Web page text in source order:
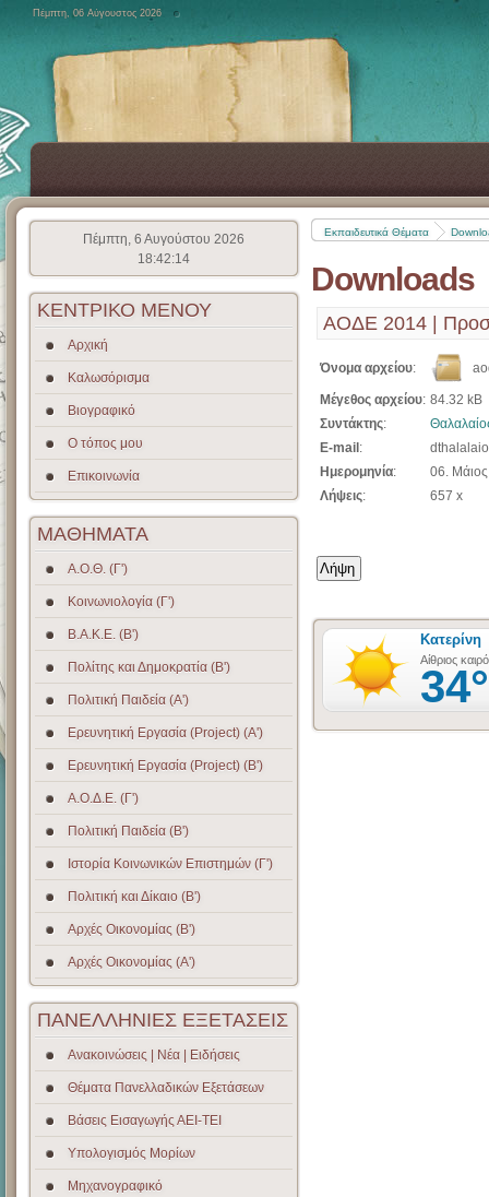
Πέμπτη, 06 Αύγουστος 2026
Εκπαιδευτικά Θέματα
Downloads
ΑΟΔΕ 2014 |
Όνομα αρχείου:
Μέγεθος αρχείου: 84.32 kB
Συντάκτης:
E-mail :
Ημερομηνία:
06.
Λήψεις: 657 x
Πέμπτη, 6 Αυγούστου 2026
18:42:14
ΚΕΝΤΡΙΚΟ ΜΕΝΟΥ
Αρχική
Καλωσόρισμα
Βιογραφικό
Ο τόπος μου
Επικοινωνία
ΜΑΘΗΜΑΤΑ
Α.Ο.Θ. (Γ')
Κοινωνιολογία (Γ')
Β.Α.Κ.Ε. (Β')
Πολίτης και Δημοκρατία (Β')
Πολιτική Παιδεία (A')
Ερευνητική Εργασία (Project) (Α')
Ερευνητική Εργασία (Project) (Β')
Α.Ο.Δ.Ε. (Γ')
Πολιτική Παιδεία (Β')
Ιστορία Κοινωνικών Επιστημών (Γ')
Πολιτική και Δίκαιο (Β')
Αρχές Οικονομίας (Β')
Αρχές Οικονομίας (Α')
ΠΑΝΕΛΛΗΝΙΕΣ ΕΞΕΤΑΣΕΙΣ
Ανακοινώσεις | Νέα | Ειδήσεις
Θέματα Πανελλαδικών Εξετάσεων
Βάσεις Εισαγωγής ΑΕΙ-ΤΕΙ
Υπολογισμός Μορίων
Μηχανογραφικό